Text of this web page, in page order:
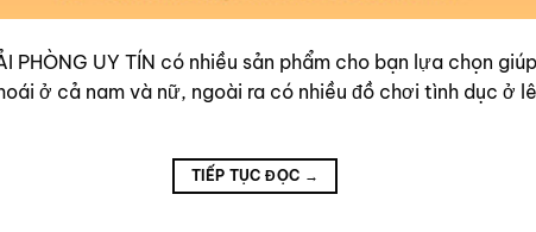
PHÒNG UY TÍN có nhiều sản phẩm cho bạn lựa chọn
ở cả nam và nữ, ngoài ra có nhiều đồ chơi tình dục ở
TIẾP TỤC ĐỌC →